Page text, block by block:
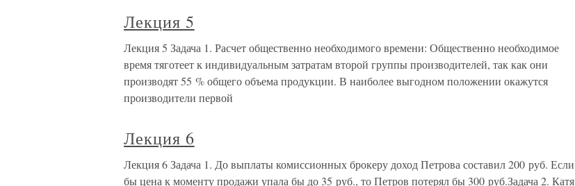
Лекция 5
Лекция 5 Задача 1. Расчет общественно необходимого времени: Общественно необходимое
время тяготеет к индивидуальным затратам второй группы производителей, так как они
производят 55 % общего объема продукции. В наиболее выгодном положении окажутся
производители первой
Лекция 6
Лекция 6 Задача 1. До выплаты комиссионных брокеру доход Петрова составил 200 руб. Если
бы цена к моменту продажи упала бы до 35 руб., то Петров потерял бы 300 руб.Задача 2. Катя